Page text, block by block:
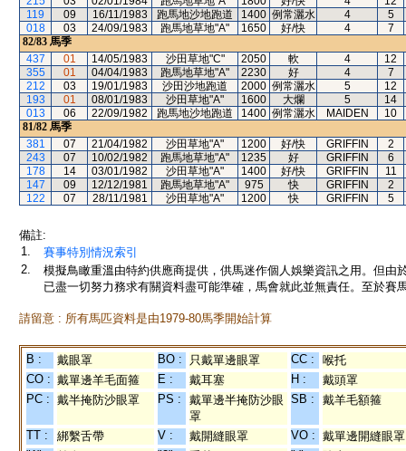
119
09 16/11/1983 跑馬地沙地跑道 1400 例常灑水 4
5
018
03 24/09/1983 跑馬地草地"A" 1650 好/快 4
7
82/83 馬季
437
01 14/05/1983 沙田草地"C" 2050 軟 4
12
355
01 04/04/1983 跑馬地草地"A" 2230 好 4
7
212
03 19/01/1983 沙田沙地跑道 2000 例常灑水 5
12
193
01 08/01/1983 沙田草地"A" 1600 大爛 5
14
013
06 22/09/1982 跑馬地沙地跑道 1400 例常灑水 MAIDEN
10
81/82 馬季
381
07 21/04/1982 沙田草地"A" 1200 好/快 GRIFFIN
2
243
07 10/02/1982 跑馬地草地"A" 1235 好 GRIFFIN
6
178
14 03/01/1982 沙田草地"A" 1400 好/快 GRIFFIN
11
147
09 12/12/1981 跑馬地草地"A" 975 快 GRIFFIN
2
122
07 28/11/1981 沙田草地"A" 1200 快 GRIFFIN 5
備註:
1.
賽事特別情況索引
2.
模擬鳥瞰重溫由特約供應商提供，供馬迷作個人娛樂資訊之用。但
已盡一切努力務求有關資料盡可能準確，馬會就此並無責任。至於賽
請留意 : 所有馬匹資料是由1979-80馬季開始計算
B : 戴眼罩 BO : 只戴單邊眼罩 CC :
喉托
CO : 戴單邊羊毛面箍 E : 戴耳塞 H :
戴頭罩
PC : 戴半掩防沙眼罩 PS :
戴單邊半掩防沙眼
罩
SB : 戴羊毛額箍
TT : 綁繫舌帶 V : 戴開縫眼罩 VO : 戴單邊開縫眼罩